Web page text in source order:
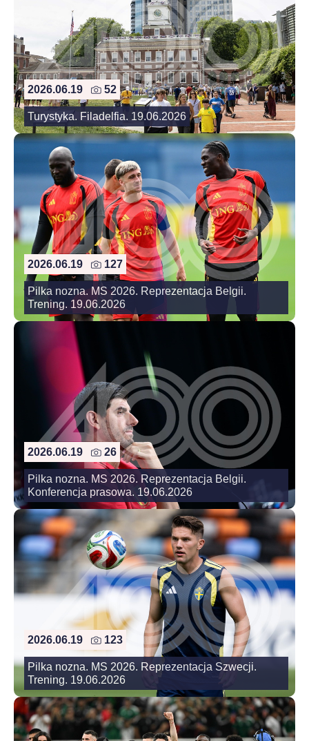
2026.06.19 52
Turystyka. Filadelfia. 19.06.2026
2026.06.19 127
Pilka nozna. MS 2026. Reprezentacja Belgii.
Trening. 19.06.2026
2026.06.19 26
Pilka nozna. MS 2026. Reprezentacja Belgii.
Konferencja prasowa. 19.06.2026
2026.06.19 123
Pilka nozna. MS 2026. Reprezentacja Szwecji.
Trening. 19.06.2026